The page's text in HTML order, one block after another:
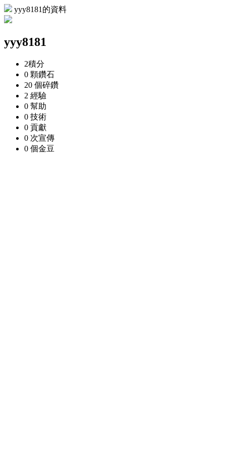
yyy8181的資料
yyy8181
2積分
0 顆鑽石
20 個碎鑽
2 經驗
0 幫助
0 技術
0 貢獻
0 次宣傳
0 個金豆